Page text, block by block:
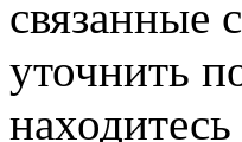
связанные
уточнить